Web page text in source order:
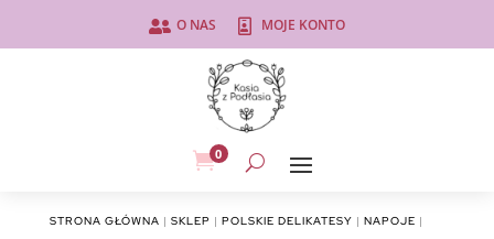
 O NAS  MOJE KONTO
0
STRONA GŁÓWNA | SKLEP | POLSKIE DELIKATESY | NAPOJE |